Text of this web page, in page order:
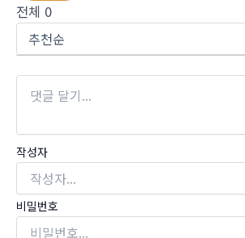
전체 0
작성자
비밀번호